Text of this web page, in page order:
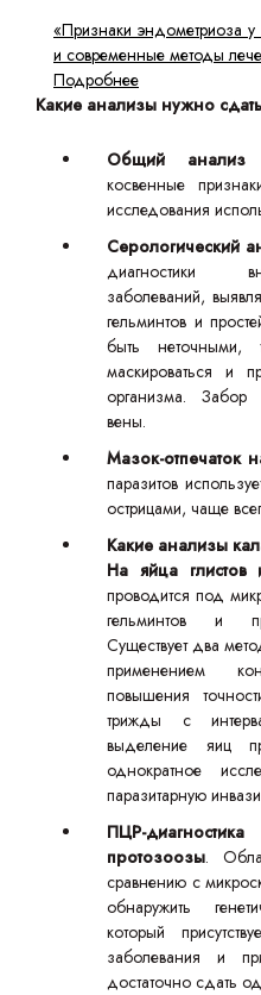
«Признаки эндометриоза
и современные методы
Подробнее
Какие анализы нужно
Общий анализ
косвенные
исследования
Серологический
диагностики
заболеваний,
гельминтов и
быть неточными,
маскироваться и
организма. Забор
вены.
Мазок-отпечаток
паразитов
острицами, чаще
Какие анализы
На яйца глистов
проводится под
гельминтов и
Существует два
применением
повышения
трижды с
выделение яиц
однократное
паразитарную
ПЦР-
протозоозы.
сравнению с
обнаружить
который
заболевания и
достаточно сдать